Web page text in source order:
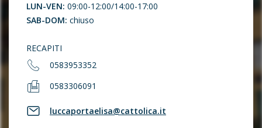
LUN-VEN: 09:00-12:00/14:00-17:00
SAB-DOM: chiuso
RECAPITI
0583953352
0583306091
luccaportaelisa@cattolica.it